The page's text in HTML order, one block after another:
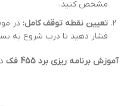
مشخص کنید.
تعیین نقطه توقف کامل: در
فشار دهید تا درب شروع به
آموزش برنامه ریزی برد 455 فک